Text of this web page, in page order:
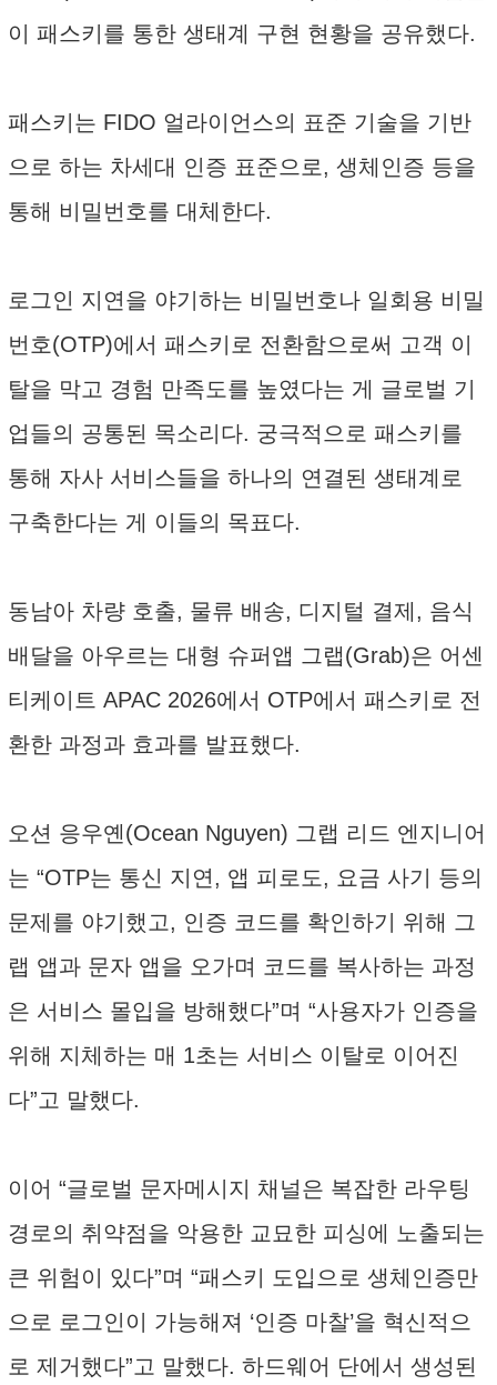
이 패스키를 통한 생태계 구현 현황을 공유했다.
패스키는 FIDO 얼라이언스의 표준 기술을 기반
으로 하는 차세대 인증 표준으로, 생체인증 등을
통해 비밀번호를 대체한다.
로그인 지연을 야기하는 비밀번호나 일회용 비밀
번호(OTP)에서 패스키로 전환함으로써 고객 이
탈을 막고 경험 만족도를 높였다는 게 글로벌 기
업들의 공통된 목소리다. 궁극적으로 패스키를
통해 자사 서비스들을 하나의 연결된 생태계로
구축한다는 게 이들의 목표다.
동남아 차량 호출, 물류 배송, 디지털 결제, 음식
배달을 아우르는 대형 슈퍼앱 그랩(Grab)은 어센
티케이트 APAC 2026에서 OTP에서 패스키로 전
환한 과정과 효과를 발표했다.
오션 응우옌(Ocean Nguyen) 그랩 리드 엔지니어
는 “OTP는 통신 지연, 앱 피로도, 요금 사기 등의
문제를 야기했고, 인증 코드를 확인하기 위해 그
랩 앱과 문자 앱을 오가며 코드를 복사하는 과정
은 서비스 몰입을 방해했다”며 “사용자가 인증을
위해 지체하는 매 1초는 서비스 이탈로 이어진
다”고 말했다.
이어 “글로벌 문자메시지 채널은 복잡한 라우팅
경로의 취약점을 악용한 교묘한 피싱에 노출되는
큰 위험이 있다”며 “패스키 도입으로 생체인증만
으로 로그인이 가능해져 ‘인증 마찰’을 혁신적으
로 제거했다”고 말했다. 하드웨어 단에서 생성된